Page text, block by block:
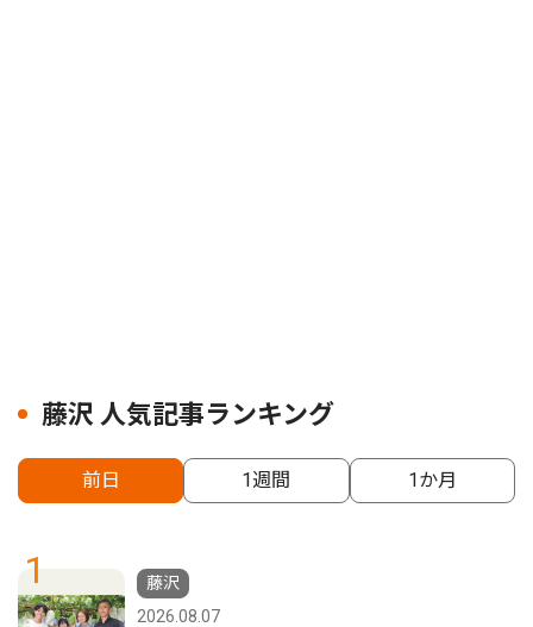
藤沢 人気記事ランキング
前日 1週間 1か月
1
藤沢
2026.08.07